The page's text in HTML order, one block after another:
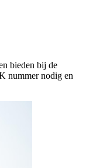
bieden bij de
nummer nodig en